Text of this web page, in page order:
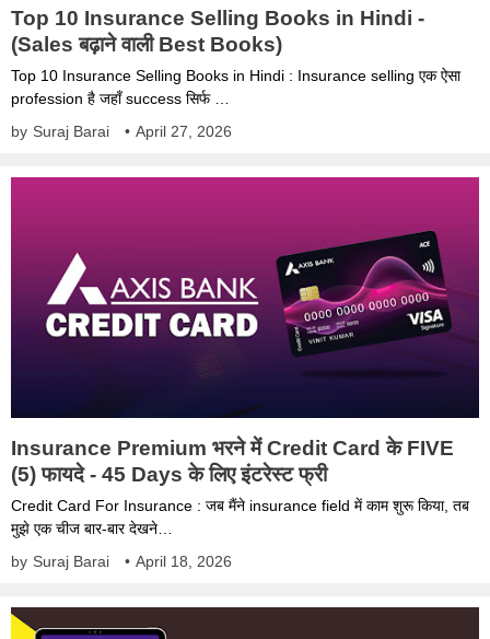
Top 10 Insurance Selling Books in Hindi -
(Sales बढ़ाने वाली Best Books)
Top 10 Insurance Selling Books in Hindi : Insurance selling एक ऐसा
profession है जहाँ success सिर्फ …
by Suraj Barai • April 27, 2026
Insurance Premium भरने में Credit Card के FIVE
(5) फायदे - 45 Days के लिए इंटरेस्ट फ्री
Credit Card For Insurance : जब मैंने insurance field में काम शुरू किया, तब
मुझे एक चीज बार-बार देखने…
by Suraj Barai • April 18, 2026